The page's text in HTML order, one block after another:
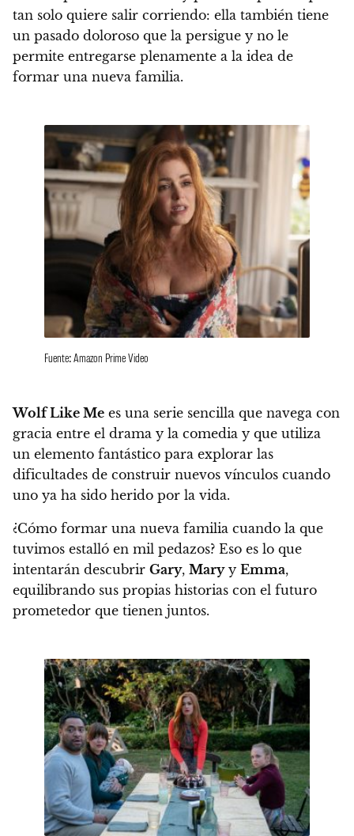
tan solo quiere salir corriendo: ella también tiene
un pasado doloroso que la persigue y no le
permite entregarse plenamente a la idea de
formar una nueva familia.
Fuente: Amazon Prime Video
Wolf Like Me es una serie sencilla que navega con
gracia entre el drama y la comedia y que utiliza
un elemento fantástico para explorar las
dificultades de construir nuevos vínculos cuando
uno ya ha sido herido por la vida.
¿Cómo formar una nueva familia cuando la que
tuvimos estalló en mil pedazos? Eso es lo que
intentarán descubrir Gary, Maryy Emma,
equilibrando sus propias historias con el futuro
prometedor que tienen juntos.